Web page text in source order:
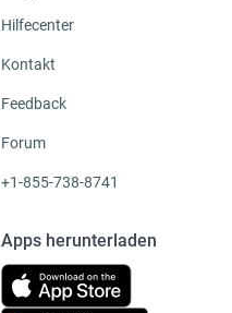
Hilfecenter
Kontakt
Feedback
Forum
+1-855-738-8741
Apps herunterladen